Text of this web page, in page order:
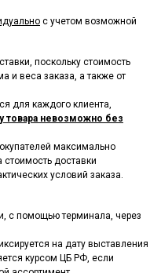
с учетом возможной
поскольку стоимость
и веса заказа, а также от
для каждого клиента,
товара невозможно без
максимально
доставки
условий заказа.
с помощью терминала, через
на дату выставления
курсом ЦБ РФ, если